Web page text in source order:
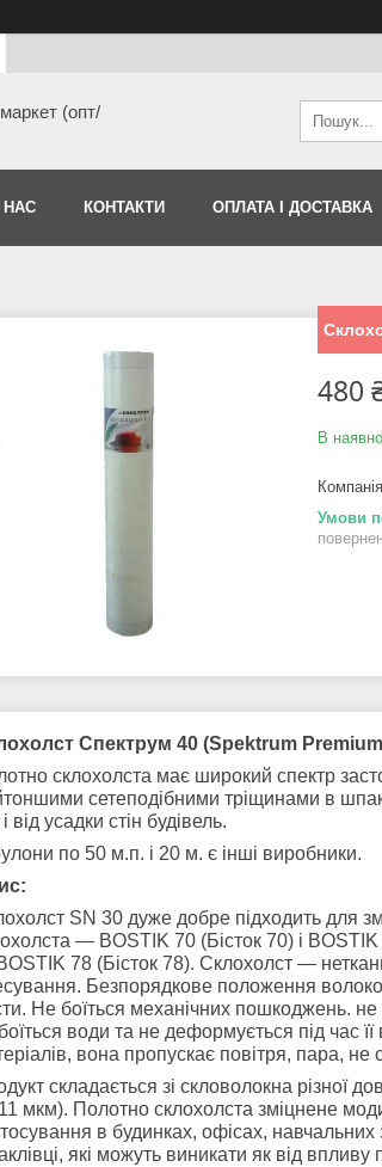
(опт/
НАС КОНТАКТИ ОПЛАТА І ДОСТАВКА
480
В
Спектрум 40 (Spektrum
склохолста має широкий спектр
сетеподібними тріщинами в
від усадки стін будівель.
по 50 м.п. і 20 м. є інші виробники.
SN 30 дуже добре підходить для
— BOSTIK 70 (Бісток 70) і
78 (Бісток 78). Склохолст —
Безпорядкове положення
Не боїться механічних пошкоджень.
води та не деформується під час
вона пропускає повітря, пара, не
складається зі скловолокна різної
мкм). Полотно склохолста зміцнене
в будинках, офісах,
які можуть виникати як від впливу